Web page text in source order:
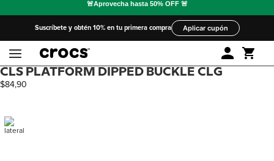
Suscríbete y obtén 10% en tu primera compra Aplicar cupón
CLS PLATFORM DIPPED BUCKLE CLG
$84,90